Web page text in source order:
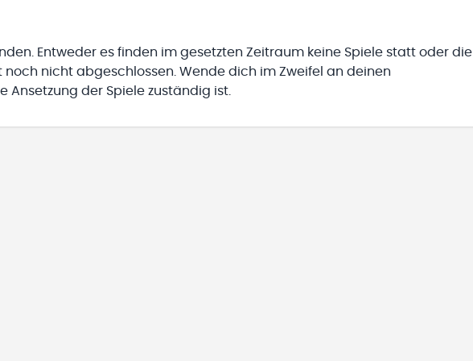
Entweder es finden im gesetzten Zeitraum keine Spiele statt oder die
noch nicht abgeschlossen. Wende dich im Zweifel an deinen
Ansetzung der Spiele zuständig ist.